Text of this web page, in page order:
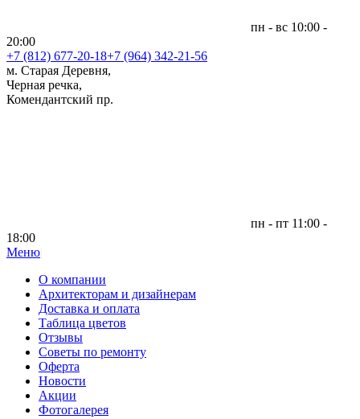
пн - вс 10:00 -
20:00
+7 (812) 677-20-18+7 (964) 342-21-56
м. Старая Деревня,
Черная речка,
Комендантский пр.
пн - пт 11:00 -
18:00
Меню|
О компании
Архитекторам и дизайнерам
Доставка и оплата
Таблица цветов
Отзывы
Советы по ремонту
Оферта
Новости
Акции
Фотогалерея